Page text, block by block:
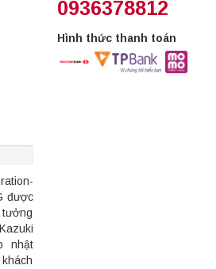
được
nhật
0936378812
Hình thức thanh toán